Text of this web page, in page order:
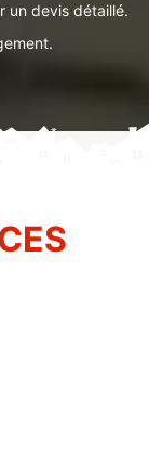
un devis détaillé.